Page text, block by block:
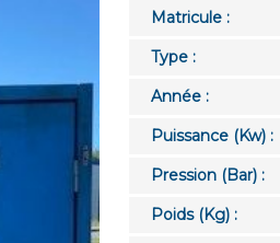
Matricule :
Type :
Année :
Puissance (Kw) :
Pression (Bar) :
Poids (Kg) :